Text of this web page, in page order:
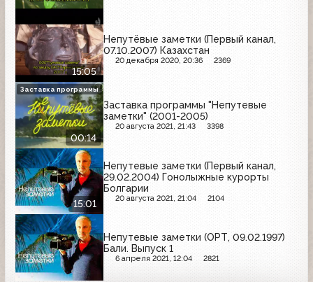
15:05
Непутёвые заметки (Первый канал,
07.10.2007) Казахстан
20 декабря 2020, 20:36 2369
00:14
Заставка программы "Непутевые
заметки" (2001-2005)
20 августа 2021, 21:43 3398
Заставка программы
15:01
Непутевые заметки (Первый канал,
29.02.2004) Гонолыжные курорты
Болгарии
20 августа 2021, 21:04 2104
Непутевые заметки (ОРТ, 09.02.1997)
Бали. Выпуск 1
6 апреля 2021, 12:04 2821